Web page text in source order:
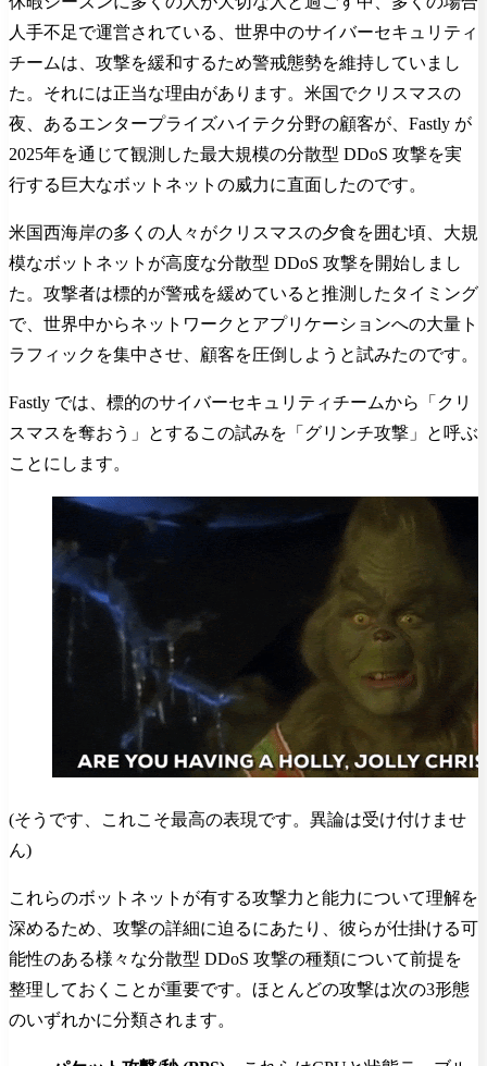
人手不足で運営されている、世界中のサイバーセキュリティ
チームは、攻撃を緩和するため警戒態勢を維持していまし
た。それには正当な理由があります。米国でクリスマスの
夜、あるエンタープライズハイテク分野の顧客が、Fastly が
2025年を通じて観測した最大規模の分散型 DDoS 攻撃を実
行する巨大なボットネットの威力に直面したのです。
米国西海岸の多くの人々がクリスマスの夕食を囲む頃、大規
模なボットネットが高度な分散型 DDoS 攻撃を開始しまし
た。攻撃者は標的が警戒を緩めていると推測したタイミング
で、世界中からネットワークとアプリケーションへの大量ト
ラフィックを集中させ、顧客を圧倒しようと試みたのです。
Fastly では、標的のサイバーセキュリティチームから「クリ
スマスを奪おう」とするこの試みを「グリンチ攻撃」と呼ぶ
ことにします。
(そうです、これこそ最高の表現です。異論は受け付けませ
ん)
これらのボットネットが有する攻撃力と能力について理解を
深めるため、攻撃の詳細に迫るにあたり、彼らが仕掛ける可
能性のある様々な分散型 DDoS 攻撃の種類について前提を
整理しておくことが重要です。ほとんどの攻撃は次の3形態
のいずれかに分類されます。